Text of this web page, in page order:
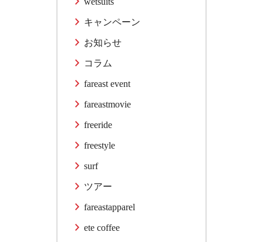
キャンペーン
お知らせ
コラム
fareast event
fareastmovie
freeride
freestyle
surf
ツアー
fareastapparel
ete coffee